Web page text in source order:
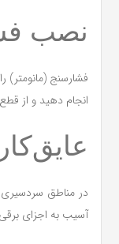
نصب
فشارسنج (مانومتر)
انجام دهید و از
در مناطق
آسیب به اجزای